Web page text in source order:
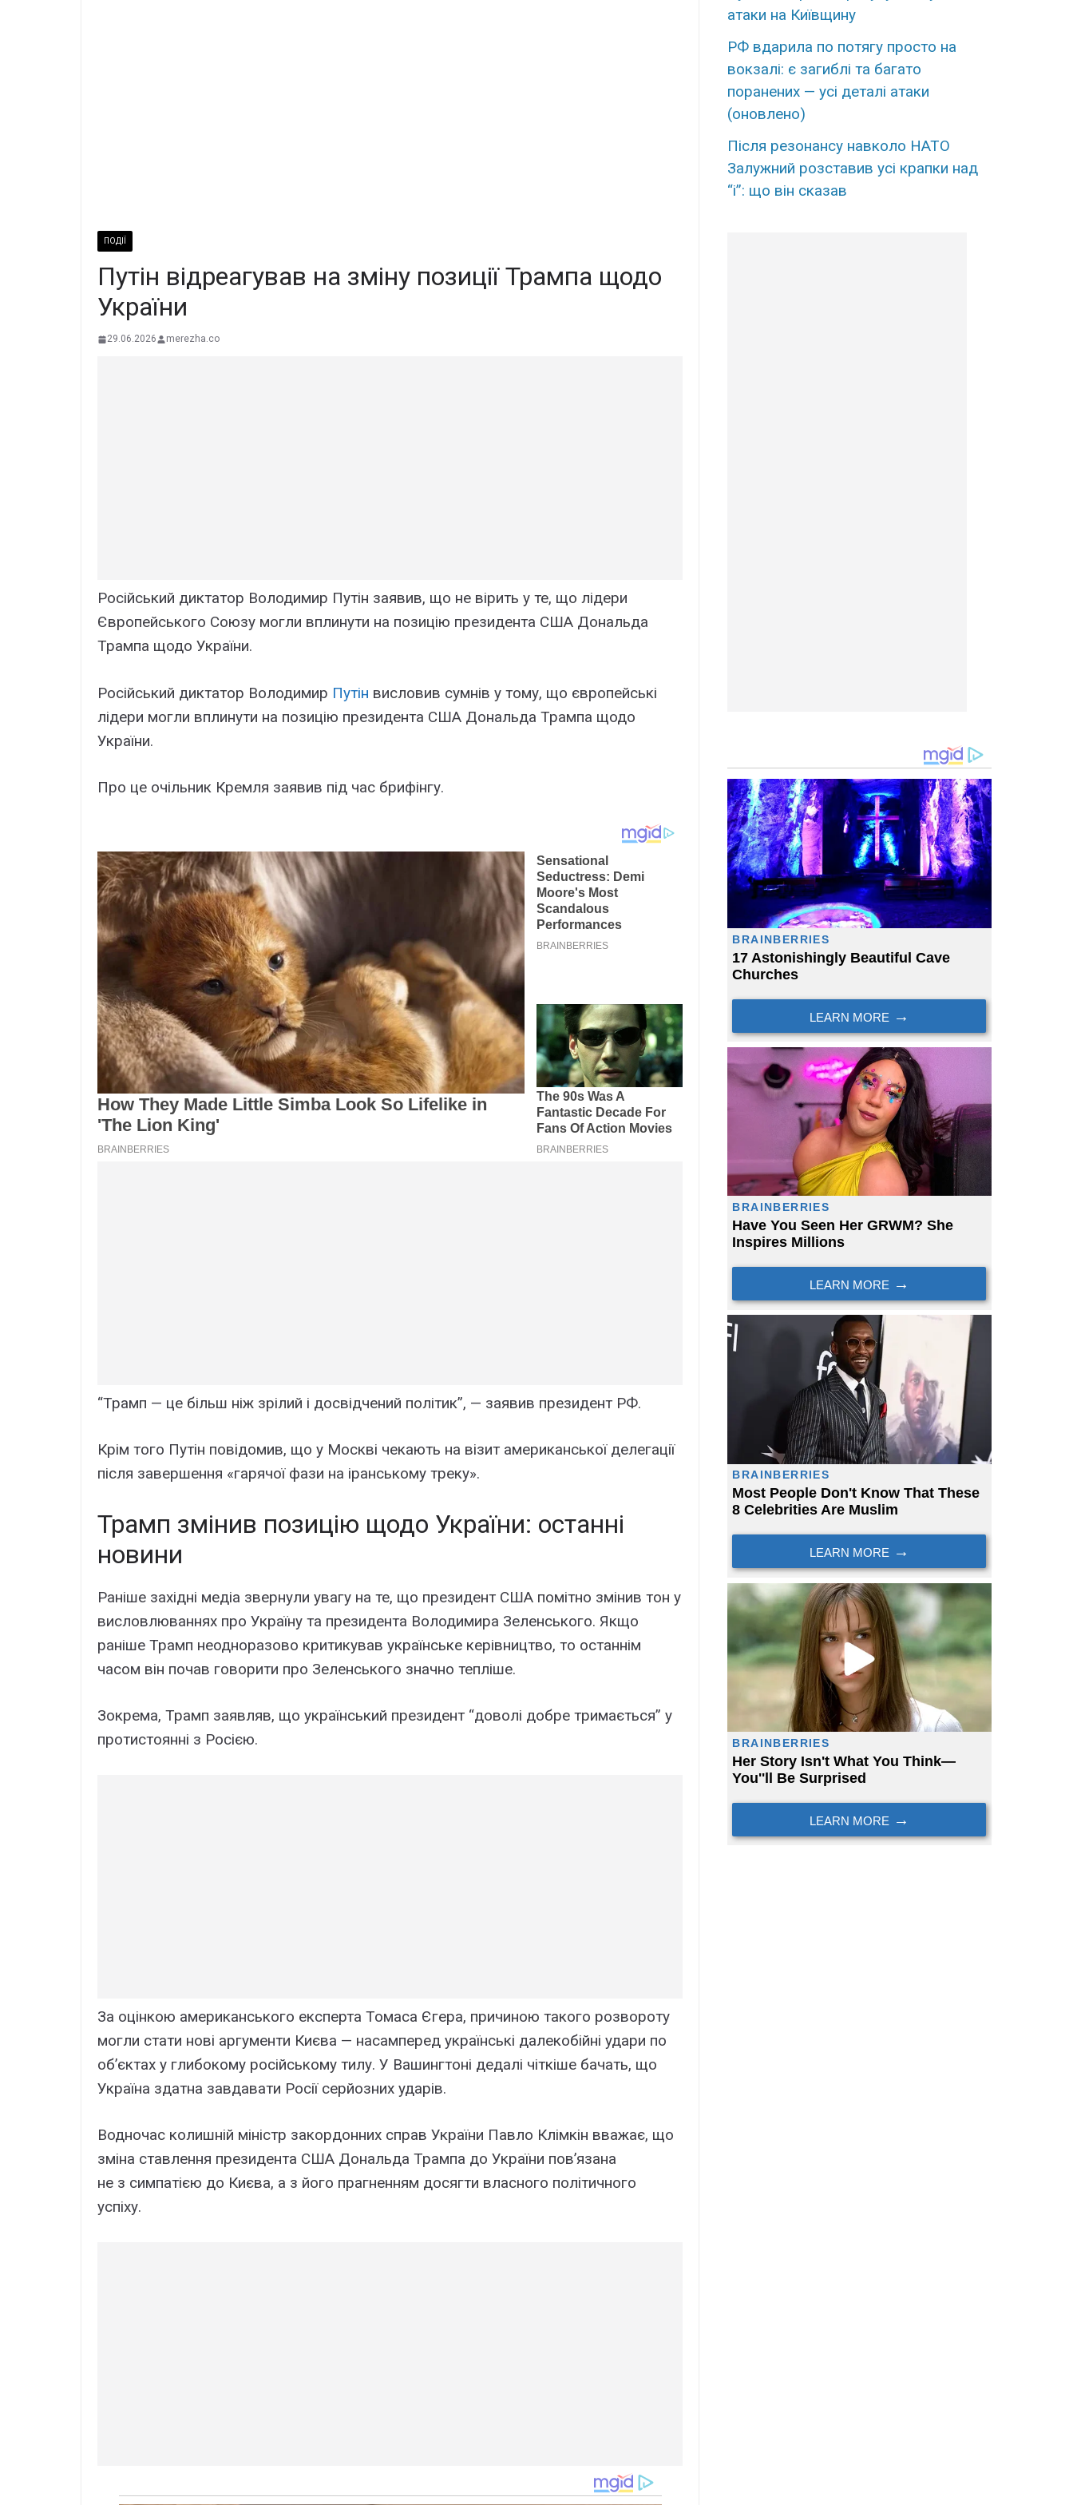
ПОДІЇ
Путін відреагував на зміну позиції Трампа щодо
України
29.06.2026 merezha.co
Російський диктатор Володимир Путін заявив, що не вірить у те, що лідери
Європейського Союзу могли вплинути на позицію президента США Дональда
Трампа щодо України.
Російський диктатор Володимир Путін висловив сумнів у тому, що європейські
лідери могли вплинути на позицію президента США Дональда Трампа щодо
України.
Про це очільник Кремля заявив під час брифінгу.
“Трамп — це більш ніж зрілий і досвідчений політик”, — заявив президент РФ.
Крім того Путін повідомив, що у Москві чекають на візит американської делегації
після завершення «гарячої фази на іранському треку».
Трамп змінив позицію щодо України: останні
новини
Раніше західні медіа звернули увагу на те, що президент США помітно змінив тон у
висловлюваннях про Україну та президента Володимира Зеленського. Якщо
раніше Трамп неодноразово критикував українське керівництво, то останнім
часом він почав говорити про Зеленського значно тепліше.
Зокрема, Трамп заявляв, що український президент “доволі добре тримається” у
протистоянні з Росією.
За оцінкою американського експерта Томаса Єгера, причиною такого розвороту
могли стати нові аргументи Києва — насамперед українські далекобійні удари по
об’єктах у глибокому російському тилу. У Вашингтоні дедалі чіткіше бачать, що
Україна здатна завдавати Росії серйозних ударів.
Водночас колишній міністр закордонних справ України Павло Клімкін вважає, що
зміна ставлення президента США Дональда Трампа до України пов’язана
не з симпатією до Києва, а з його прагненням досягти власного політичного
успіху.
атаки на Київщину
РФ вдарила по потягу просто на
вокзалі: є загиблі та багато
поранених — усі деталі атаки
(оновлено)
Після резонансу навколо НАТО
Залужний розставив усі крапки над
“і”: що він сказав